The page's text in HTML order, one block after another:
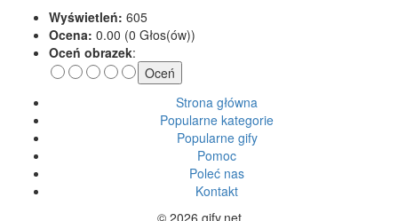
Wyświetleń: 605
Ocena: 0.00 (0 Głos(ów))
Oceń obrazek:
Strona główna
Popularne kategorie
Popularne gify
Pomoc
Poleć nas
Kontakt
© 2026 gify.net